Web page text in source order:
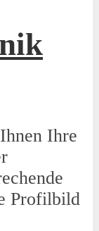
Ihre
Profilbild